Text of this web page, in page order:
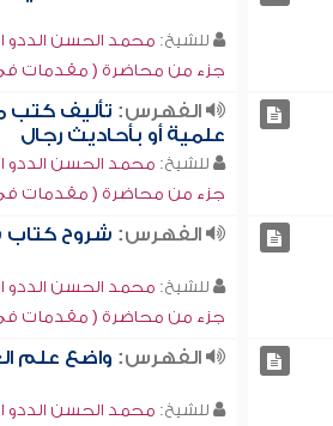
للشيخ: محمد الحسن الددو
جزء من محاضرة ( مقدمات في
الفهرس: تأليف
علمية أو بأحاديث رجال
للشيخ: محمد الحسن الددو
جزء من محاضرة ( مقدمات في
الفهرس: شروح كتاب
للشيخ: محمد الحسن الددو
جزء من محاضرة ( مقدمات في
الفهرس: واضع علم
للشيخ: محمد الحسن الددو